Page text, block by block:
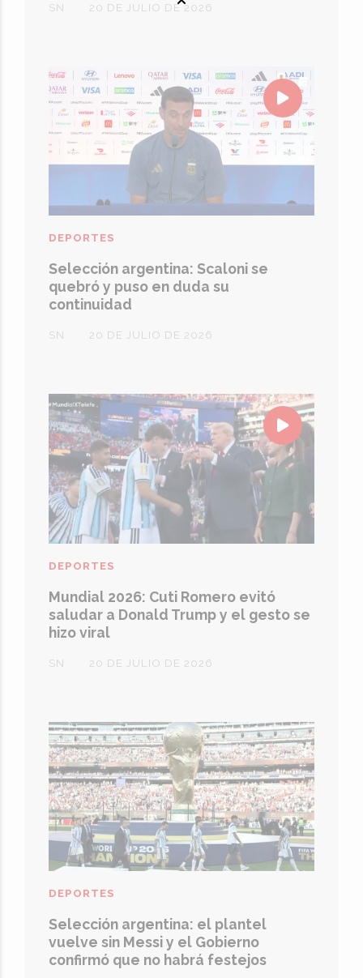
SN 20 DE JULIO DE 2026
Selección argentina: Scaloni se
quebró y puso en duda su
continuidad
SN
DEPORTES
20 DE JULIO DE 2026
Mundial 2026: Cuti Romero evitó
saludar a Donald Trump y el gesto se
hizo viral
SN
DEPORTES
20 DE JULIO DE 2026
Selección argentina: el plantel
vuelve sin Messi y el Gobierno
confirmó que no habrá festejos
DEPORTES